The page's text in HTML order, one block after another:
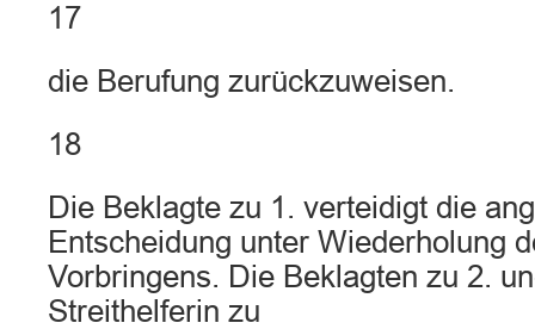
17
die Berufung zurückzuweisen.
18
Die Beklagte zu 1. verteidigt die
Entscheidung unter Wiederholung
Vorbringens. Die Beklagten zu 2.
Streithelferin zu